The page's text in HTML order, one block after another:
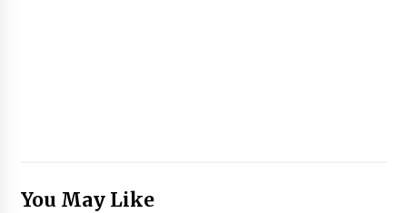
You May Like